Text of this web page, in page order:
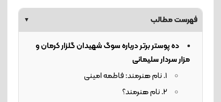
فهرست مطالب ▼
ده پوستر برتر درباره سوگ شهیدان گلزار کرمان و
مزار سردار سلیمانی
1. نام هنرمند: فاطمه امینی
2. نام هنرمند؟